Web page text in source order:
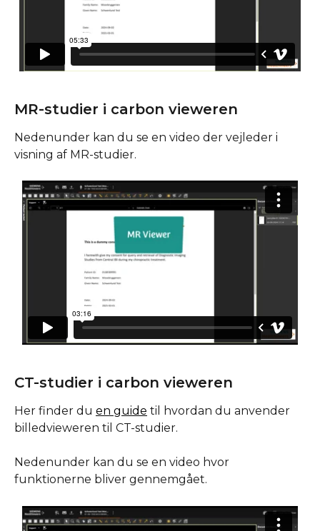
MR-studier i carbon vieweren
Nedenunder kan du se en video der vejleder i
visning af MR-studier.
CT-studier i carbon vieweren
Her finder du en guide til hvordan du anvender
billedvieweren til CT-studier.
Nedenunder kan du se en video hvor
funktionerne bliver gennemgået.